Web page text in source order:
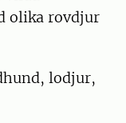
olika rovdjur
lodjur,